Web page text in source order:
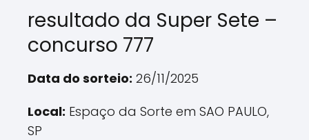
resultado da Super Sete –
concurso 777
Data do sorteio: 26/11/2025
Local: Espaço da Sorte em SAO PAULO,
SP